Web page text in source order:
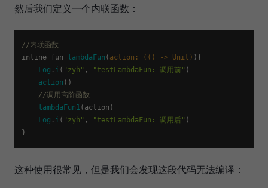
然后我们定义一个内联函数：
//内联函数
inline fun
lambdaFun ( action: (() -> Unit) ){
Log . i( "zyh" , "testLambdaFun: 调用前" )
action ()
//调用高阶函数
lambdaFun1(action)
Log . i( "zyh" , "testLambdaFun: 调用后" )
这种使用很常见，但是我们会发现这段代码无法编译：